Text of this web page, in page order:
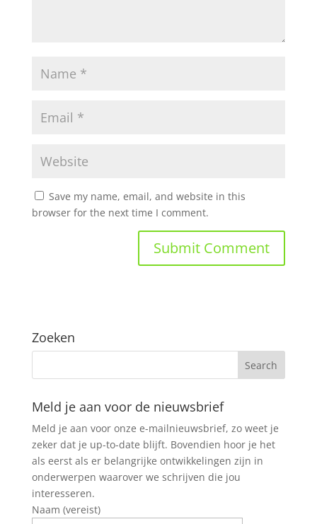
Save my name, email, and website in this
browser for the next time I comment.
Zoeken
Meld je aan voor de nieuwsbrief
Meld je aan voor onze e-mailnieuwsbrief, zo weet je
zeker dat je up-to-date blijft. Bovendien hoor je het
als eerst als er belangrijke ontwikkelingen zijn in
onderwerpen waarover we schrijven die jou
interesseren.
Naam (vereist)